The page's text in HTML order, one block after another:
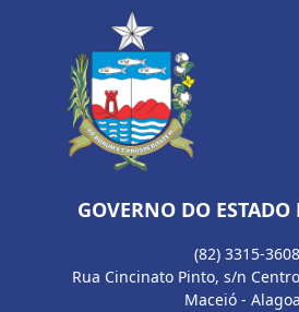
GOVERNO DO ESTADO
(82) 3315-3608
Rua Cincinato Pinto, s/n
Maceió -